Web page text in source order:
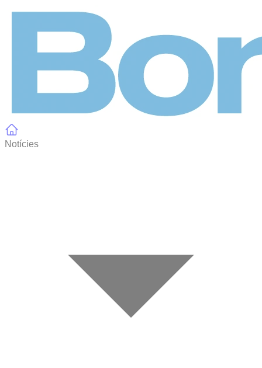
Notícies